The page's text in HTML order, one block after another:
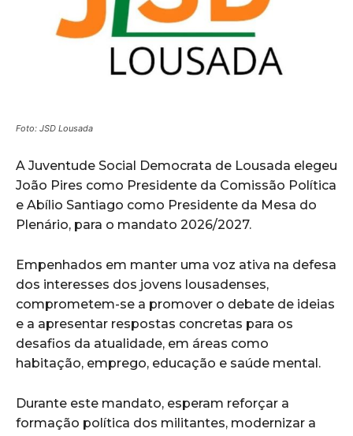
Foto: JSD Lousada
A Juventude Social Democrata de Lousada elegeu
João Pires como Presidente da Comissão Política
e Abílio Santiago como Presidente da Mesa do
Plenário, para o mandato 2026/2027.
Empenhados em manter uma voz ativa na defesa
dos interesses dos jovens lousadenses,
comprometem-se a promover o debate de ideias
e a apresentar respostas concretas para os
desafios da atualidade, em áreas como
habitação, emprego, educação e saúde mental.
Durante este mandato, esperam reforçar a
formação política dos militantes, modernizar a